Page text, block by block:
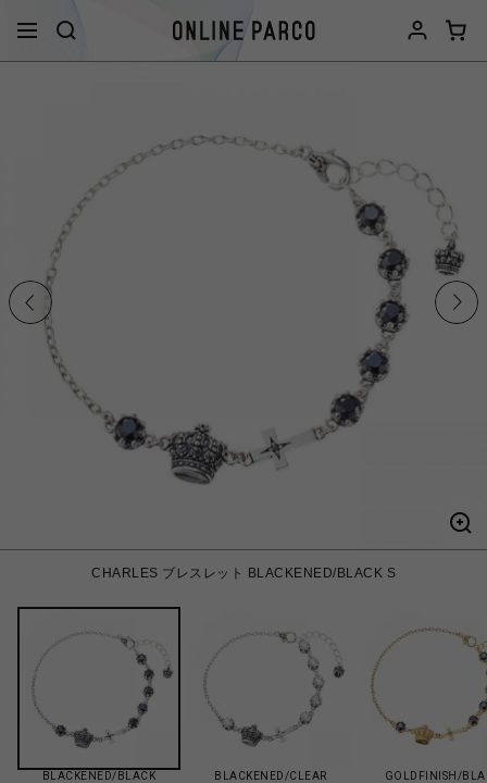
CHARLES ブレスレット BLACKENED/BLACK S
BLACKENED/BLACK BLACKENED/CLEAR GOLDFINISH/